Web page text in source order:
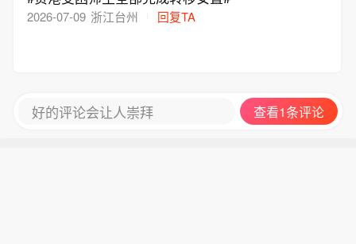
2026-07-09 浙江台州 回复TA
好的评论会让人崇拜 查看1条评论